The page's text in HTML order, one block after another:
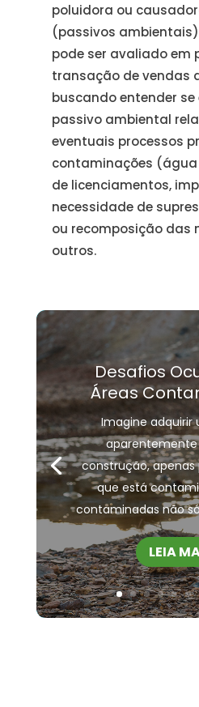
poluidora ou
(passivos
pode ser avaliado em
transação de vendas
buscando entender
passivo ambiental
eventuais processos
contaminações
de licenciamentos,
necessidade de
ou recomposição das
outros.
Desafios
Áreas
Imagine adquirir
aparentemente
construção,
que está
contaminadas não
LEIA